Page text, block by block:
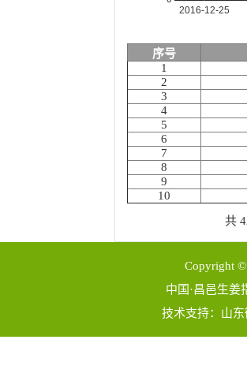
序号
1
2
3
4
5
6
7
8
9
10
共
Copyright ©
中国·昌邑生姜
技术支持： 山